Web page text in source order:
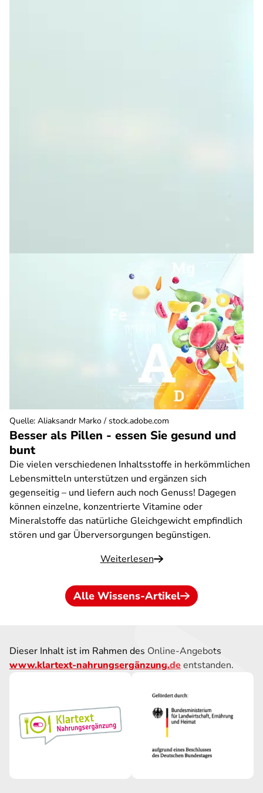
Besser als Pillen - essen Sie gesund und
bunt
Die vielen verschiedenen Inhaltsstoffe in herkömmlichen
Lebensmitteln unterstützen und ergänzen sich
gegenseitig – und liefern auch noch Genuss! Dagegen
können einzelne, konzentrierte Vitamine oder
Mineralstoffe das natürliche Gleichgewicht empfindlich
stören und gar Überversorgungen begünstigen.
Weiterlesen
Quelle: Aliaksandr Marko / stock.adobe.com
Alle Wissens-Artikel
Dieser Inhalt ist im Rahmen des Online-Angebots
www.klartext-nahrungsergänzung.deentstanden.